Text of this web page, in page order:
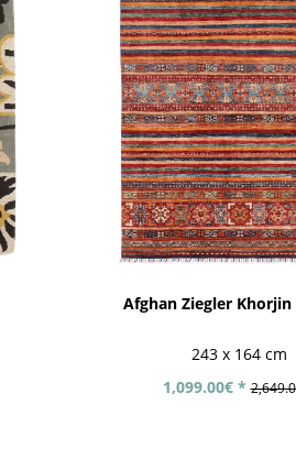
Afghan Ziegler Khorjin
243 x 164 cm
1,099.00€ *